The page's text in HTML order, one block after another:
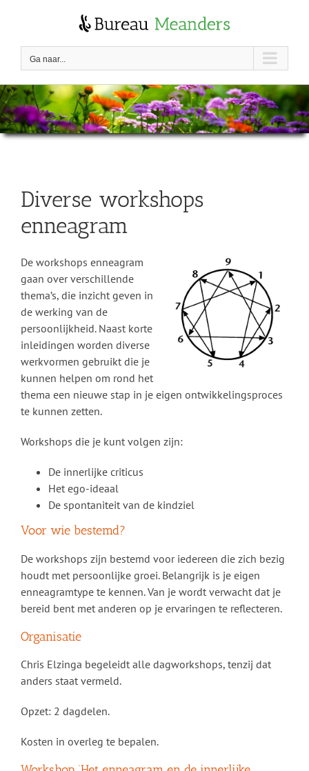
Ga naar...
Diverse workshops
enneagram
De workshops enneagram
gaan over verschillende
thema’s, die inzicht geven in
de werking van de
persoonlijkheid. Naast korte
inleidingen worden diverse
werkvormen gebruikt die je
kunnen helpen om rond het
thema een nieuwe stap in je eigen ontwikkelingsproces
te kunnen zetten.
Workshops die je kunt volgen zijn:
De innerlijke criticus
Het ego-ideaal
De spontaniteit van de kindziel
Voor wie bestemd?
De workshops zijn bestemd voor iedereen die zich bezig
houdt met persoonlijke groei. Belangrijk is je eigen
enneagramtype te kennen. Van je wordt verwacht dat je
bereid bent met anderen op je ervaringen te reflecteren.
Organisatie
Chris Elzinga begeleidt alle dagworkshops, tenzij dat
anders staat vermeld.
Opzet: 2 dagdelen.
Kosten in overleg te bepalen.